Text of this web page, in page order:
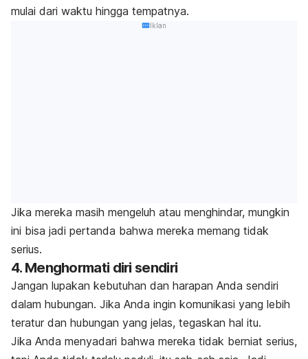
mulai dari waktu hingga tempatnya.
Iklan
Jika mereka masih mengeluh atau menghindar, mungkin
ini bisa jadi pertanda bahwa mereka memang tidak
serius.
4. Menghormati diri sendiri
Jangan lupakan kebutuhan dan harapan Anda sendiri
dalam hubungan. Jika Anda ingin komunikasi yang lebih
teratur dan hubungan yang jelas, tegaskan hal itu.
Jika Anda menyadari bahwa mereka tidak berniat serius,